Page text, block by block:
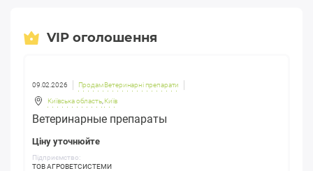
VIP оголошення
09.02.2026 Продам Ветеринарні препарати
Київська область, Київ
Ветеринарные препараты
Ціну уточнюйте
Підприємство:
ТОВ АГРОВЕТСИСТЕМИ